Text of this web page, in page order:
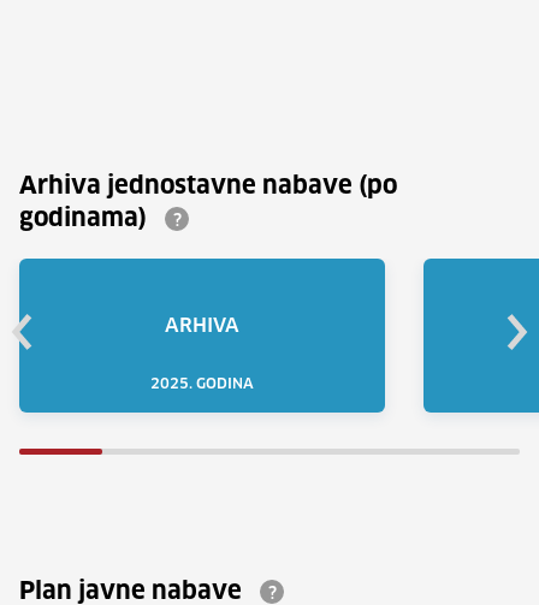
Arhiva jednostavne nabave (po
godinama)
?
ARHIVA
2025. GODINA
Plan javne nabave ?